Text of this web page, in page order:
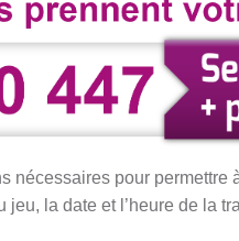
nécessaires pour permettre
la date et l’heure de la